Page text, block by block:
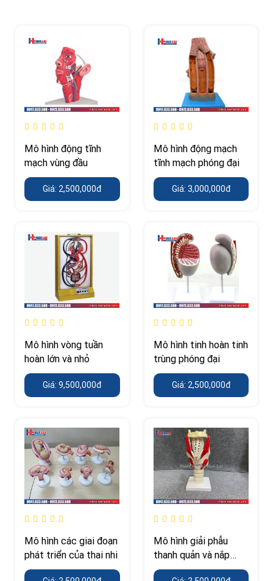
Mô hình động tĩnh
mạch vùng đầu
Giá: 2,500,000đ
Mô hình động mạch
tĩnh mạch phóng đại
Giá: 3,000,000đ
Mô hình vòng tuần
hoàn lớn và nhỏ
Giá: 9,500,000đ
Mô hình tinh hoàn tinh
trùng phóng đại
Giá: 2,500,000đ
Mô hình các giai đoạn
phát triển của thai nhi
Mô hình giải phẫu
thanh quản và nắp
thanh môn